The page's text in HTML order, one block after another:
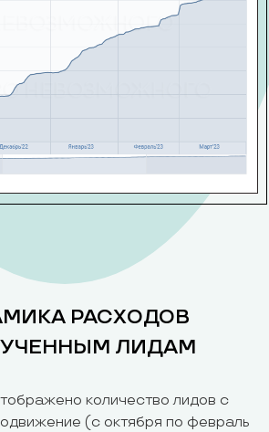
РАСХОДОВ
ЛИДАМ
количество лидов с
(с октября по февраль